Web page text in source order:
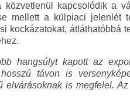
kapcsolódik a
mellett a külpiaci jelenlét
kockázatokat, átláthatóbbá
hangsúlyt kapott az
távon is
elvárásoknak is megfelel.